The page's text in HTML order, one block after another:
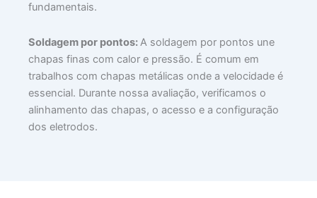
fundamentais.
Soldagem por pontos: A soldagem por pontos une
chapas finas com calor e pressão. É comum em
trabalhos com chapas metálicas onde a velocidade é
essencial. Durante nossa avaliação, verificamos o
alinhamento das chapas, o acesso e a configuração
dos eletrodos.